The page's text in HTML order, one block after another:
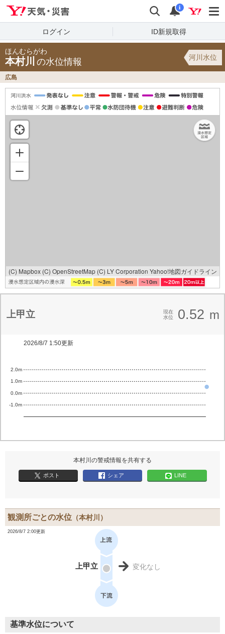
検索 通知
i
ログイン ID新規取得
ほんむらがわ
本村川 の水位情報 河川水位
広島
(C) Mapbox (C) OpenStreetMap (C) LY Corporation Yahoo!地図ガイドライン
上甲立
現在
水位
0.52 m
2026/8/7 1:50更新
-1.0m
0.0m
1.0m
2.0m
本村川の警戒情報を共有する
ポスト シェア LINE
観測所ごとの水位 （本村川）
2026/8/7 2:00更新
上甲立 変化なし
基準水位について